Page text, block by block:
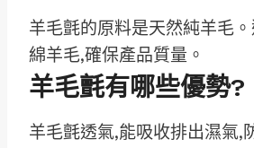
羊毛氈的原料是天然純羊毛
綿羊毛,確保產品質量。
羊毛氈有哪些優勢?
羊毛氈透氣,能吸收排出濕氣,